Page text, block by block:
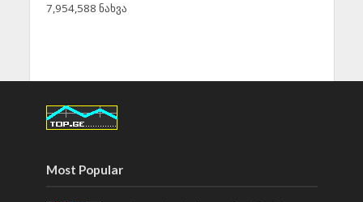
7,954,588 ნახვა
Most Popular